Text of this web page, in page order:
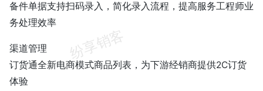
备件单据支持扫码录入，简化录入流程，提高服务工程师业
务处理效率
渠道管理
订货通全新电商模式商品列表，为下游经销商提供2C订货
体验